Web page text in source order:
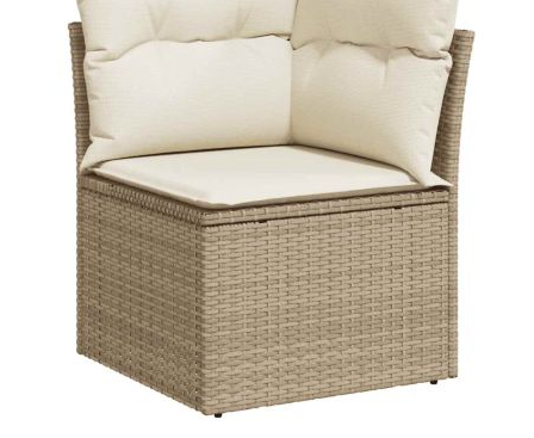
EAN code:
8721158732880
Височина на
подлакътника от земята:
55 см
Размери на седалката:
Размери на възглавницата
за облягане:
Размери на възглавницата
на седалката:
55 x 55 x 3 см (Ш x Д x Деб)
Материал на покритието:
Височина на седалката от
земята (без
възглавницата):
37 см
Материал за пълнеж на
възглавницата за сядане:
Дунапрен
Материал за пълнеж на
облегалката:
Памучни влакна
Максимален капацитет на
теглото (на седалка):
110 кг
водоустойчивата чанта:
55 x 53 x 34 см (Д x Ш x В)